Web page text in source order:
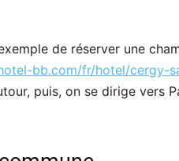
de réserver une
bb.com/fr/hotel/cergy-
puis, on se dirige vers